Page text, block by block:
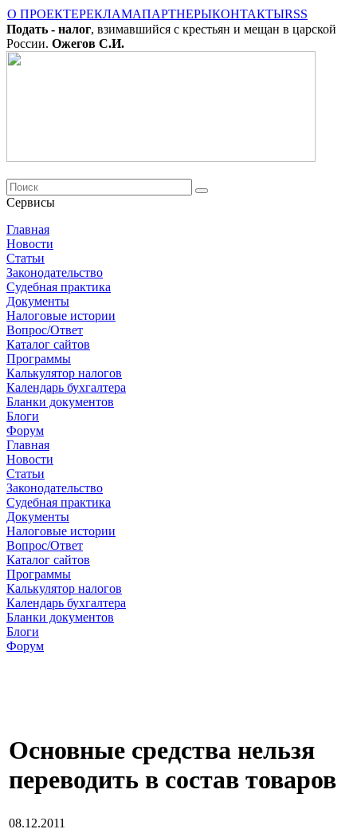
О ПРОЕКТЕРЕКЛАМАПАРТНЕРЫКОНТАКТЫRSS
Подать - налог, взимавшийся с крестьян и мещан в царской
России. Ожегов С.И.
Сервисы
Главная
Новости
Cтатьи
Законодательство
Судебная практика
Документы
Налоговые истории
Вопрос/Ответ
Каталог сайтов
Программы
Калькулятор налогов
Календарь бухгалтера
Бланки документов
Блоги
Форум
Главная
Новости
Cтатьи
Законодательство
Судебная практика
Документы
Налоговые истории
Вопрос/Ответ
Каталог сайтов
Программы
Калькулятор налогов
Календарь бухгалтера
Бланки документов
Блоги
Форум
Основные средства нельзя
переводить в состав товаров
08.12.2011